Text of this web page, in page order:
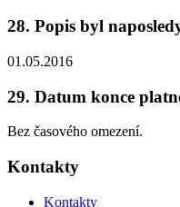
28. Popis byl
01.05.2016
29. Datum konce
Bez časového omezení.
Kontakty
Kontakty